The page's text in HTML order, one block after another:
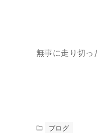
無事に走り切
ブログ